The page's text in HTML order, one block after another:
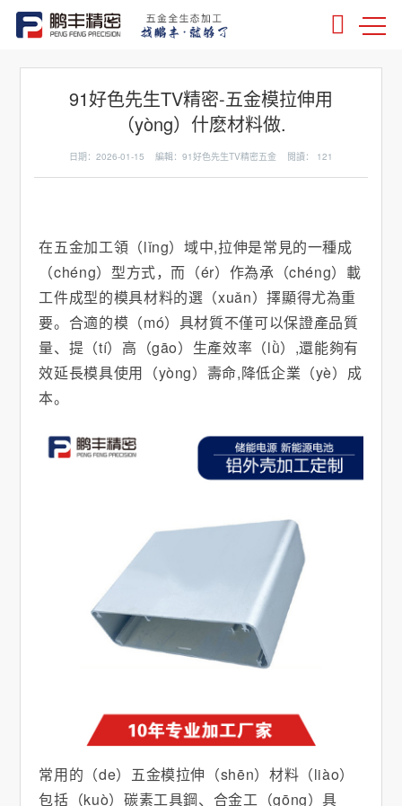
91好色先生TV精密-五金模拉伸用
（yòng）什麽材料做.
日期：2026-01-15 編輯：91好色先生TV精密五金 閱讀： 121
在五金加工領（lǐng）域中,拉伸是常見的一種成
（chéng）型方式，而（ér）作為承（chéng）載
工件成型的模具材料的選（xuǎn）擇顯得尤為重
要。合適的模（mó）具材質不僅可以保證產品質
量、提（tí）高（gāo）生產效率（lǜ）,還能夠有
效延長模具使用（yòng）壽命,降低企業（yè）成
本。
常用的（de）五金模拉伸（shēn）材料（liào）
包括（kuò）碳素工具鋼、合金工（gōng）具